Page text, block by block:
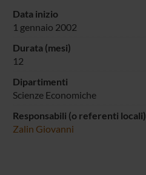
Data inizio
1 gennaio 2002
Durata (mesi)
12
Dipartimenti
Scienze Economiche
Responsabili (o referenti locali)
Zalin Giovanni